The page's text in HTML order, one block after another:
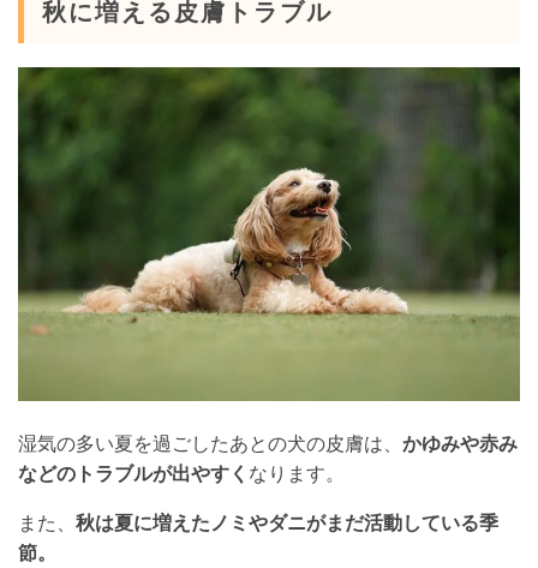
秋に増える皮膚トラブル
湿気の多い夏を過ごしたあとの犬の皮膚は、 かゆみや赤み
などのトラブルが出やすく なります。
また、 秋は夏に増えたノミやダニがまだ活動している季
節。